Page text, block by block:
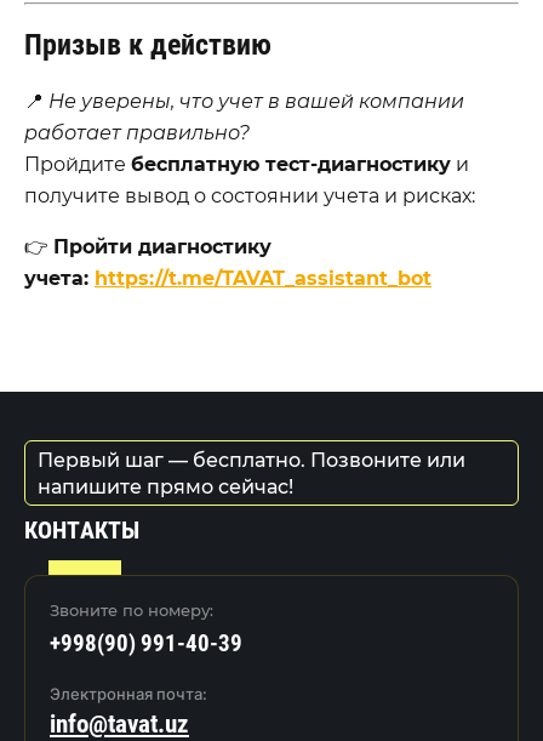
Призыв к действию
📍 Не уверены, что учет в вашей компании
работает правильно?
Пройдите бесплатную тест-диагностику и
получите вывод о состоянии учета и рисках:
👉 Пройти диагностику
учета: https://t.me/TAVAT_assistant_bot
Первый шаг — бесплатно. Позвоните или
напишите прямо сейчас!
КОНТАКТЫ
Звоните по номеру:
+998(90) 991-40-39
Электронная почта:
info@tavat.uz